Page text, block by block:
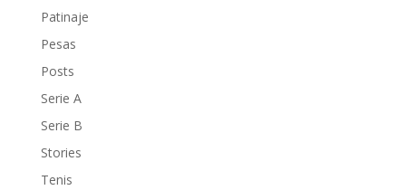
Patinaje
Pesas
Posts
Serie A
Serie B
Stories
Tenis